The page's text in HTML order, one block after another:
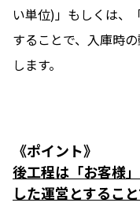
い単位)」もしくは、
することで、入庫時
します。
《ポイント》
後工程は「お客様
した運営とするこ